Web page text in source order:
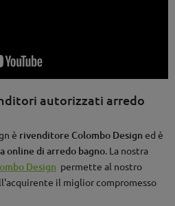
autorizzati arredo
è rivenditore Colombo Design ed è
online di arredo bagno. La nostra
Design permette al nostro
il miglior compromesso